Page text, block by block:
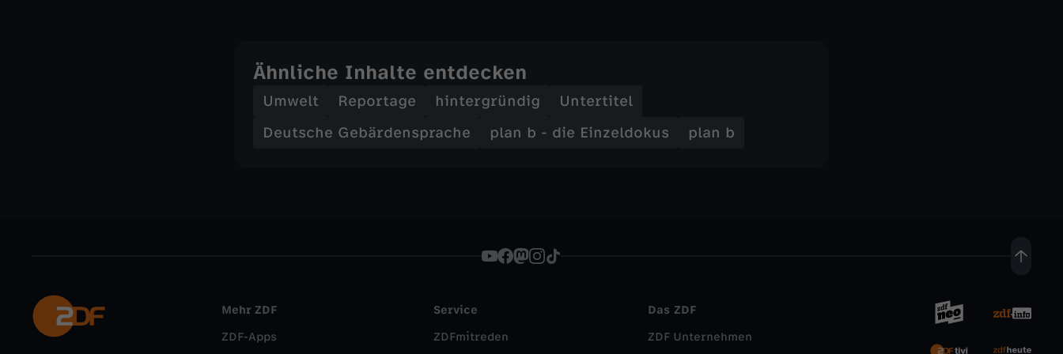
Ähnliche Inhalte entdecken
Umwelt Reportage hintergründig
Untertitel
Deutsche Gebärdensprache
plan b - die Einzeldokus plan b
Mehr ZDF
ZDF-Apps
Service
ZDFmitreden
Das ZDF
ZDF Unternehmen